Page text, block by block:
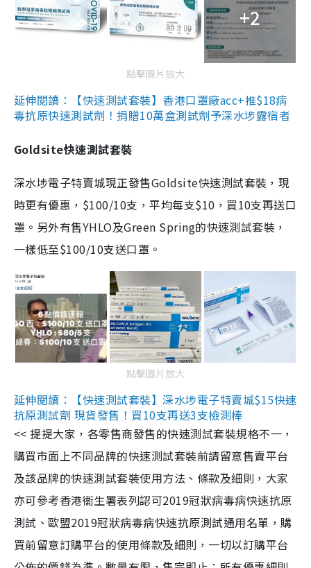
+2
點擊圖片放大
延伸閱讀：【快速測試套裝】香港口罩廠acc+推$18病
毒抗原快速測試劑！捐贈10萬盒測試劑予深水埗露宿者
Goldsite快速測試套裝
深水埗電子特賣城現正發售Goldsite快速測試套裝，現
時更有優惠，$100/10支，平均每支$10，買10支再送口
罩。另外有售YHLO及Green Spring的快速測試套裝，
一樣低至$100/10支送口罩。
點擊圖片放大
延伸閱讀：【快速測試套裝】深水埗電子特賣城$15快速
抗原測試劑 現貨發售！買10支再送3支檢測棒
<< 提提大家，各零售商發售的快速測試套裝規格不一，
購買市面上不同品牌的快速測試套裝前請留意售賣平台
及該品牌的快速測試套裝使用方法、條款及細則，大家
亦可參考香港衞生署表列認可2019冠狀病毒病快速抗原
測試、歐盟2019冠狀病毒病快速抗原測試通用名單，購
買前留意訂購平台的使用條款及細則，一切以訂購平台